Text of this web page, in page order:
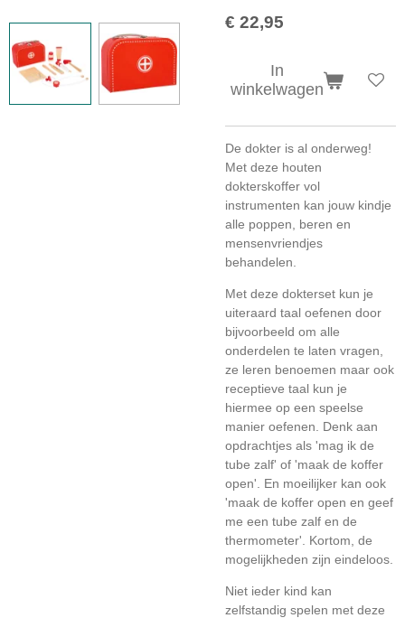
€ 22,95
In
winkelwagen
De dokter is al onderweg!
Met deze houten
dokterskoffer vol
instrumenten kan jouw kindje
alle poppen, beren en
mensenvriendjes
behandelen.
Met deze dokterset kun je
uiteraard taal oefenen door
bijvoorbeeld om alle
onderdelen te laten vragen,
ze leren benoemen maar ook
receptieve taal kun je
hiermee op een speelse
manier oefenen. Denk aan
opdrachtjes als 'mag ik de
tube zalf' of 'maak de koffer
open'. En moeilijker kan ook
'maak de koffer open en geef
me een tube zalf en de
thermometer'. Kortom, de
mogelijkheden zijn eindeloos.
Niet ieder kind kan
zelfstandig spelen met deze